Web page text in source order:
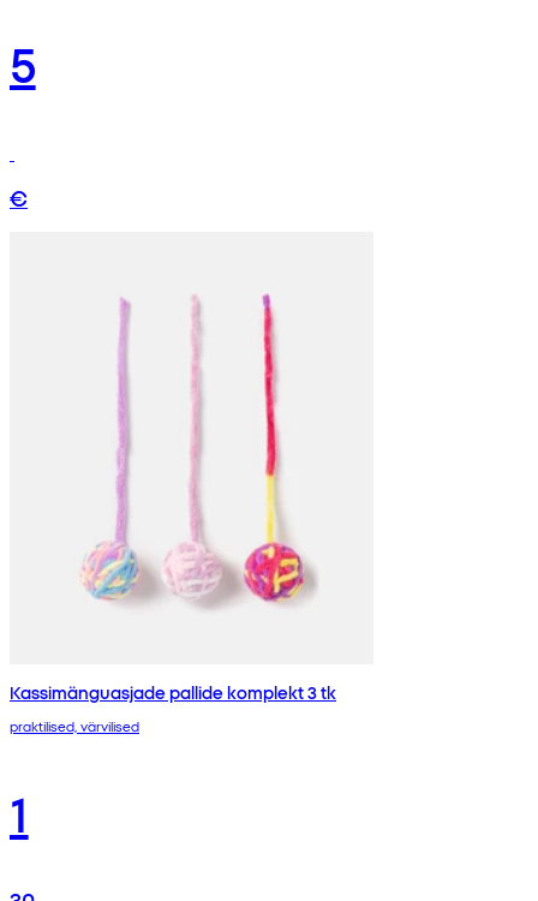
5
€
Kassimänguasjade pallide komplekt 3 tk
praktilised, värvilised
1